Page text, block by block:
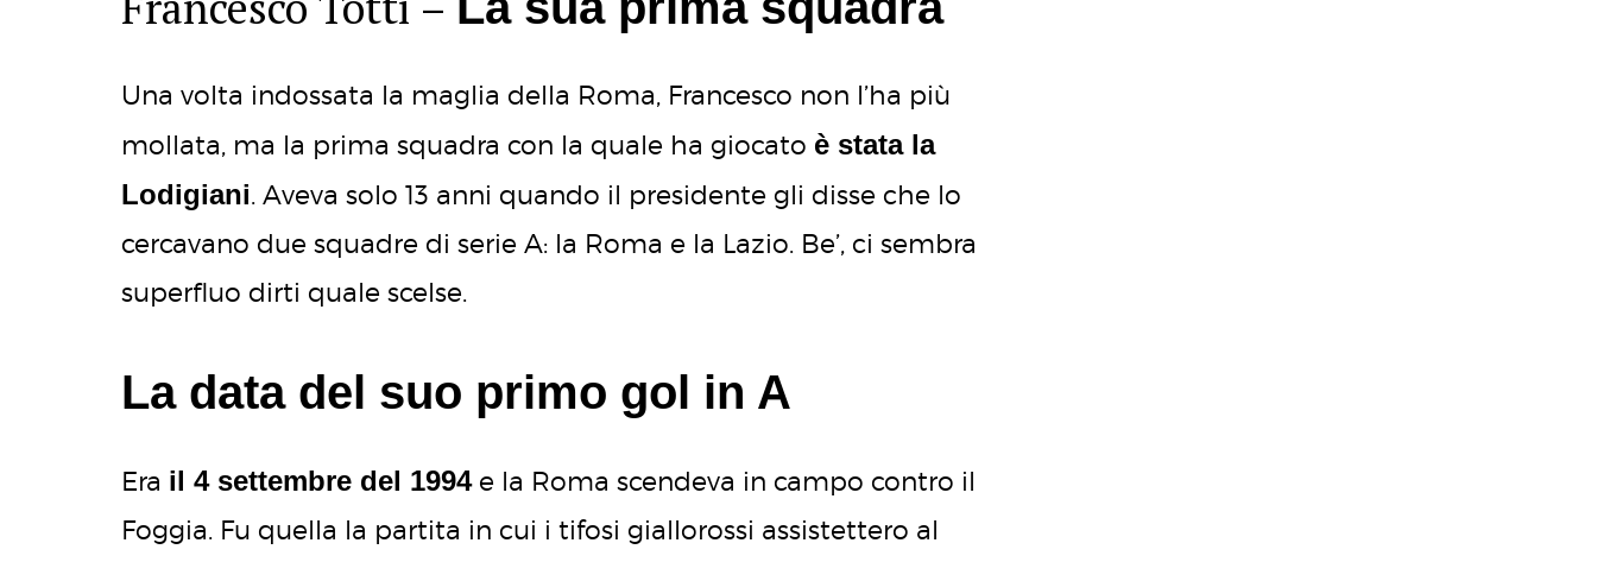
Una volta indossata la maglia della Roma, Francesco non l’ha più
mollata, ma la prima squadra con la quale ha giocato è stata la
Lodigiani. Aveva solo 13 anni quando il presidente gli disse che lo
cercavano due squadre di serie A: la Roma e la Lazio. Be’, ci sembra
superfluo dirti quale scelse.
La data del suo primo gol in A
Era il 4 settembre del 1994e la Roma scendeva in campo contro il
Foggia. Fu quella la partita in cui i tifosi giallorossi assistettero al